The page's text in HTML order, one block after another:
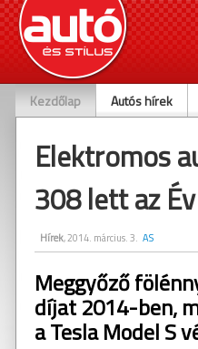
Kezdőlap Autós hírek
Elektromos
308 lett az
Hírek, 2014. március. 3. AS
Meggyőző
díjat 2014-ben,
a Tesla Model S